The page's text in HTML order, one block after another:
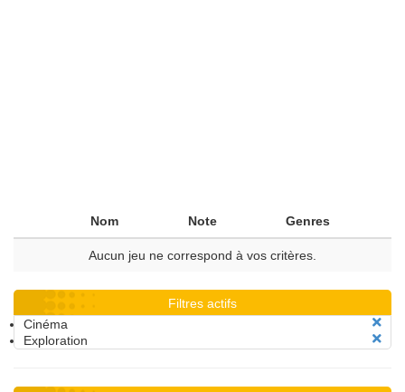
Nom Note Genres
Aucun jeu ne correspond à vos critères.
Filtres actifs
Cinéma
Exploration